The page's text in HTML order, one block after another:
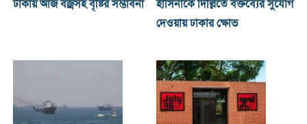
ঢাকায় আজ বজ্রসহ বৃষ্টির সম্ভাবনা
হাসিনাকে দিল্লিতে বক্তব্যের সুযোগ
দেওয়ায় ঢাকার ক্ষোভ